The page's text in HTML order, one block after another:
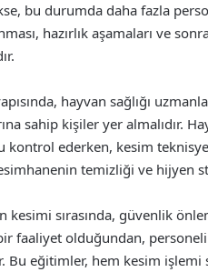
bu durumda daha fazla
hazırlık aşamaları ve
hayvan sağlığı
sahip kişiler yer almalıdır.
kontrol ederken, kesim
temizliği ve hijyen
kesimi sırasında, güvenlik
faaliyet olduğundan,
eğitimler, hem kesim işlemi